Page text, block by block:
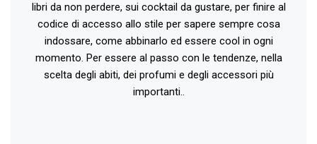
libri da non perdere, sui cocktail da gustare, per finire al
codice di accesso allo stile per sapere sempre cosa
indossare, come abbinarlo ed essere cool in ogni
momento. Per essere al passo con le tendenze, nella
scelta degli abiti, dei profumi e degli accessori più
importanti..